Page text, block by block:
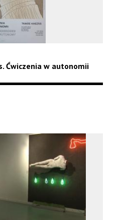
Ćwiczenia w autonomii